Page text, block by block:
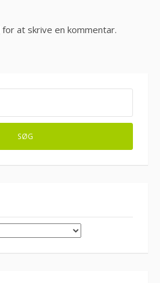
for at skrive en kommentar.